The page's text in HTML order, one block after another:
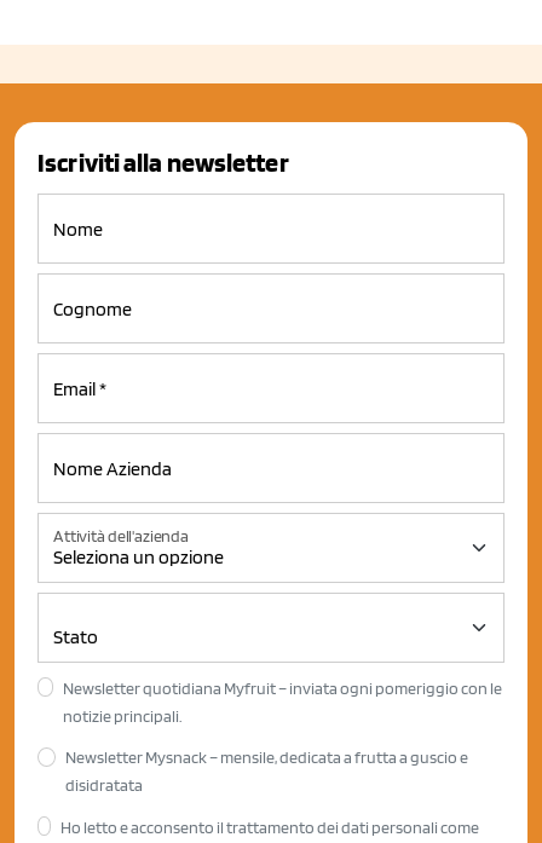
Iscriviti alla newsletter
Attività dell'azienda
Newsletter quotidiana Myfruit – inviata ogni pomeriggio con le
notizie principali.
Newsletter Mysnack – mensile, dedicata a frutta a guscio e
disidratata
Ho letto e acconsento il trattamento dei dati personali come